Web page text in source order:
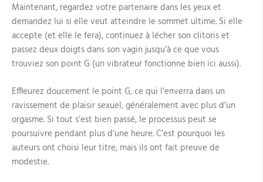
Maintenant, regardez votre partenaire dans les yeux et
demandez lui si elle veut atteindre le sommet ultime. Si elle
accepte (et elle le fera), continuez à lécher son clitoris et
passez deux doigts dans son vagin jusqu’à ce que vous
trouviez son point G (un vibrateur fonctionne bien ici aussi).
Effleurez doucement le point G, ce qui l’enverra dans un
ravissement de plaisir sexuel, généralement avec plus d’un
orgasme. Si tout s’est bien passé, le processus peut se
poursuivre pendant plus d’une heure. C’est pourquoi les
auteurs ont choisi leur titre, mais ils ont fait preuve de
modestie.